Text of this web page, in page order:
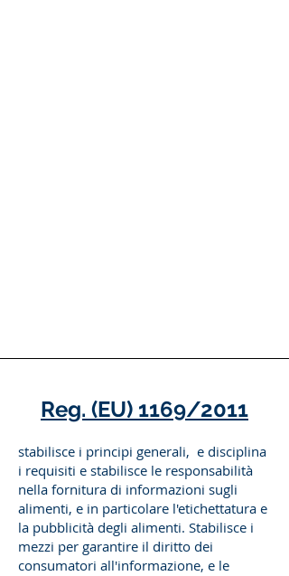
Reg. (EU) 1169/2011
stabilisce i principi generali, e disciplina
i requisiti e stabilisce le responsabilità
nella fornitura di informazioni sugli
alimenti, e in particolare l'etichettatura e
la pubblicità degli alimenti. Stabilisce i
mezzi per garantire il diritto dei
consumatori all'informazione, e le